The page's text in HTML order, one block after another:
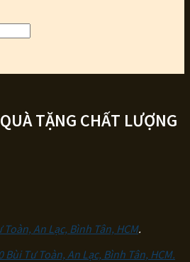
TẶNG CHẤT LƯỢNG
Toàn, An Lạc, Bình Tân, HCM.
Bùi Tư Toàn, An Lạc, Bình Tân, HCM.